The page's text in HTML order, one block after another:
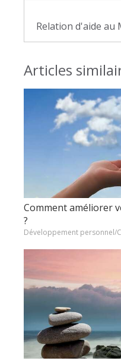
Articles
Comment améliorer
?
Développement personnel/